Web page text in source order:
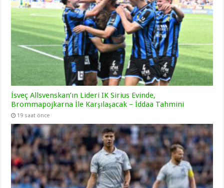
İsveç Allsvenskan’ın Lideri IK Sirius Evinde,
Brommapojkarna İle Karşılaşacak – İddaa Tahmini
19 saat önce